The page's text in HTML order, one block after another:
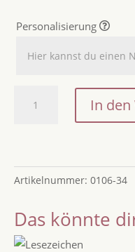
Personalisierung
Bilderrahmen
Bester
In
Artikelnummer: 0106-34
Das könnte